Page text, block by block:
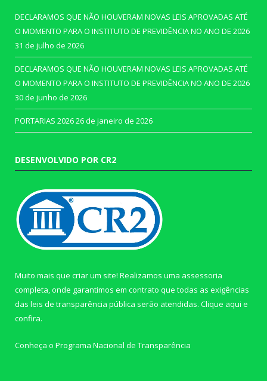
DECLARAMOS QUE NÃO HOUVERAM NOVAS LEIS APROVADAS ATÉ
O MOMENTO PARA O INSTITUTO DE PREVIDÊNCIA NO ANO DE 2026
31 de julho de 2026
DECLARAMOS QUE NÃO HOUVERAM NOVAS LEIS APROVADAS ATÉ
O MOMENTO PARA O INSTITUTO DE PREVIDÊNCIA NO ANO DE 2026
30 de junho de 2026
PORTARIAS 202626 de janeiro de 2026
DESENVOLVIDO POR CR2
Muito mais que criar um site! Realizamos uma assessoria
completa, onde garantimos em contrato que todas as exigências
das leis de transparência pública serão atendidas. Clique aqui e
confira.
Conheça o Programa Nacional de Transparência